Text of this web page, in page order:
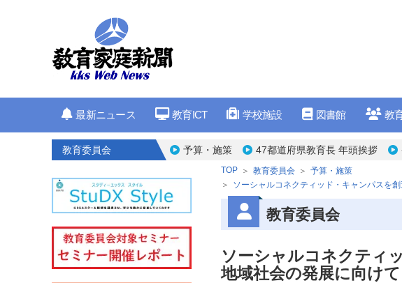
最新ニュース 教育ICT 学校施設 図書館 教
教育委員会 予算・施策 47都道府県教育長 年頭挨拶
TOP 教育委員会
予算・施策
ソーシャルコネクティッド・キャンパスを
教育委員会
ソーシャルコネクティ
地域社会の発展に向けて